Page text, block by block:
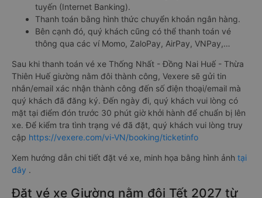
tuyến (Internet Banking).
Thanh toán bằng hình thức chuyển khoản ngân hàng.
Bên cạnh đó, quý khách cũng có thể thanh toán vé
thông qua các ví Momo, ZaloPay, AirPay, VNPay,…
Sau khi thanh toán vé xe Thống Nhất - Đồng Nai Huế - Thừa
Thiên Huế giường nằm đôi thành công, Vexere sẽ gửi tin
nhắn/email xác nhận thành công đến số điện thoại/email mà
quý khách đã đăng ký. Đến ngày đi, quý khách vui lòng có
mặt tại điểm đón trước 30 phút giờ khởi hành để chuẩn bị lên
xe. Để kiểm tra tình trạng vé đã đặt, quý khách vui lòng truy
cập https://vexere.com/vi-VN/booking/ticketinfo
Xem hướng dẫn chi tiết đặt vé xe, minh họa bằng hình ảnh tại
đây .
Đặt vé xe Giường nằm đôi Tết 2027 từ